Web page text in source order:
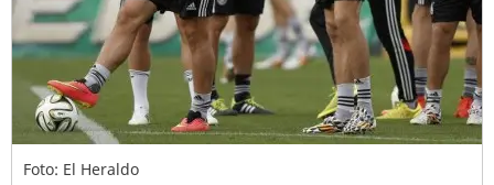
Foto: El Heraldo